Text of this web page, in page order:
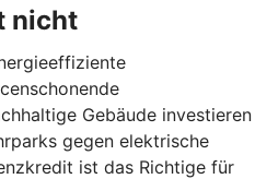
nicht
Gebäude investieren
gegen elektrische
ist das Richtige für